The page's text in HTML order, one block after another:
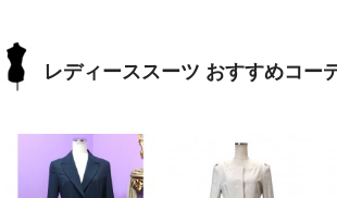
レディーススーツ おすすめコー